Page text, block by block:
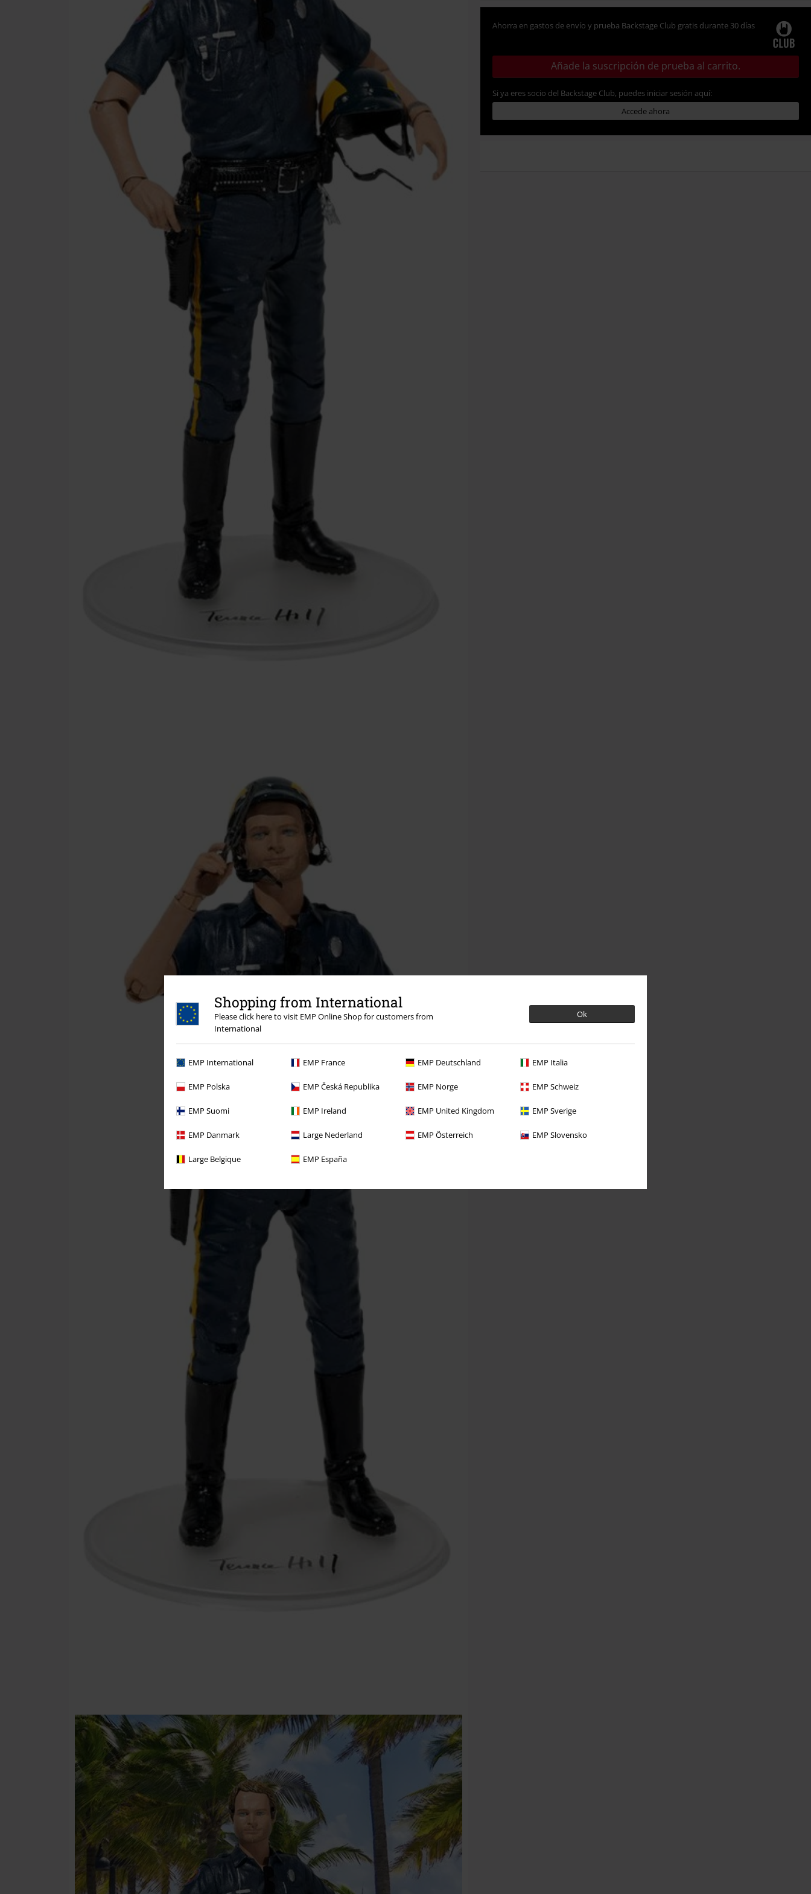
Shopping from International
Please click here to visit EMP Online Shop for customers from
International
Ok
EMP International EMP France EMP Deutschland EMP Italia
EMP Polska EMP Česká Republika EMP Norge EMP Schweiz
EMP Suomi EMP Ireland EMP United Kingdom EMP Sverige
EMP Danmark Large Nederland EMP Österreich EMP Slovensko
Large Belgique EMP España
Ahorra en gastos de envío y prueba Backstage Club gratis durante 30 días
Añade la suscripción de prueba al carrito.
Si ya eres socio del Backstage Club, puedes iniciar sesión aquí:
Accede ahora